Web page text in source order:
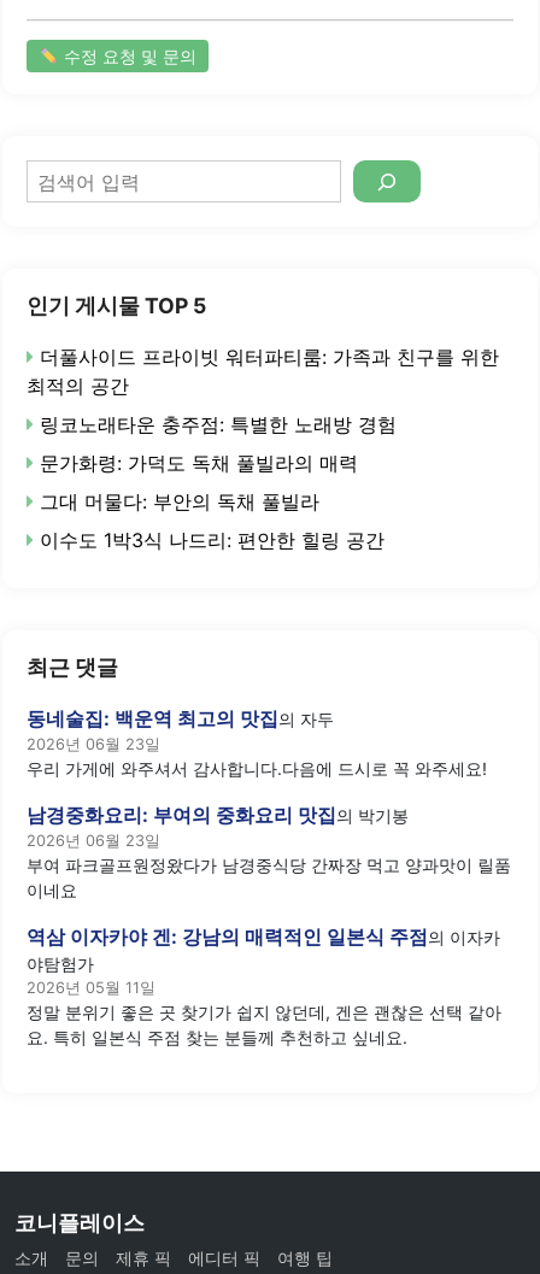
수정 요청 및 문의
검
색
인기 게시물 TOP 5
더풀사이드 프라이빗 워터파티룸: 가족과 친구를 위한
최적의 공간
링코노래타운 충주점: 특별한 노래방 경험
문가화령: 가덕도 독채 풀빌라의 매력
그대 머물다: 부안의 독채 풀빌라
이수도 1박3식 나드리: 편안한 힐링 공간
최근 댓글
동네술집: 백운역 최고의 맛집의 자두
2026년 06월 23일
우리 가게에 와주셔서 감사합니다.다음에 드시로 꼭 와주세요!
남경중화요리: 부여의 중화요리 맛집의 박기봉
2026년 06월 23일
부여 파크골프원정왔다가 남경중식당 간짜장 먹고 양과맛이 릴품
이네요
역삼 이자카야 겐: 강남의 매력적인 일본식 주점의 이자카
야탐험가
2026년 05월 11일
정말 분위기 좋은 곳 찾기가 쉽지 않던데, 겐은 괜찮은 선택 같아
요. 특히 일본식 주점 찾는 분들께 추천하고 싶네요.
코니플레이스
소개 문의 제휴 픽 에디터 픽 여행 팁